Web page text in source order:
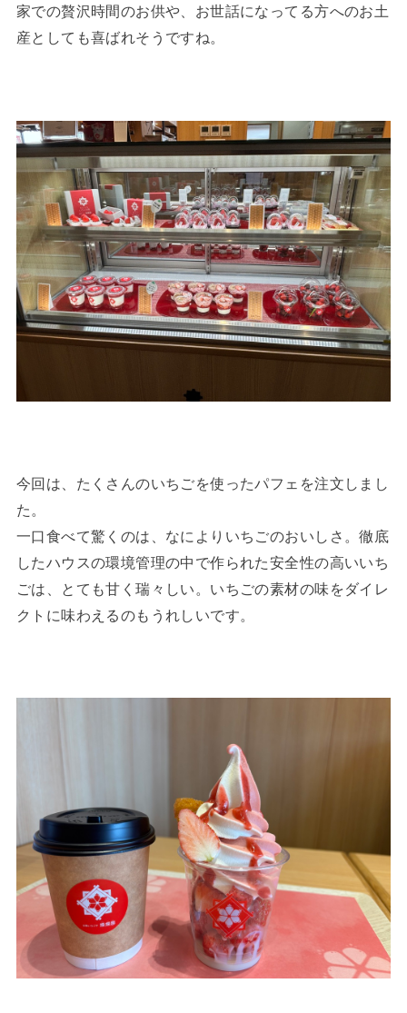
家での贅沢時間のお供や、お世話になってる方へのお土
産としても喜ばれそうですね。
今回は、たくさんのいちごを使ったパフェを注文しまし
た。
一口食べて驚くのは、なによりいちごのおいしさ。徹底
したハウスの環境管理の中で作られた安全性の高いいち
ごは、とても甘く瑞々しい。いちごの素材の味をダイレ
クトに味わえるのもうれしいです。